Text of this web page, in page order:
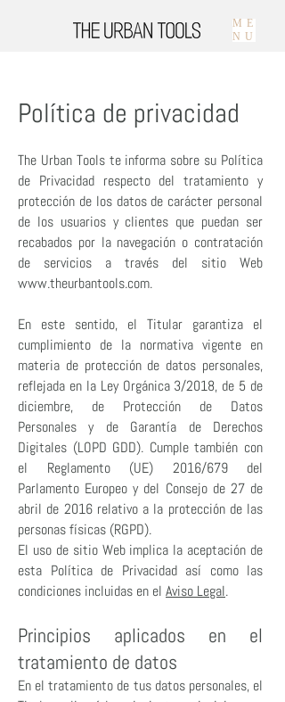
ME
NU
Política de privacidad
The Urban Tools te informa sobre su Política
de Privacidad respecto del tratamiento y
protección de los datos de carácter personal
de los usuarios y clientes que puedan ser
recabados por la navegación o contratación
de servicios a través del sitio Web
www.theurbantools.com.
En este sentido, el Titular garantiza el
cumplimiento de la normativa vigente en
materia de protección de datos personales,
reflejada en la Ley Orgánica 3/2018, de 5 de
diciembre, de Protección de Datos
Personales y de Garantía de Derechos
Digitales (LOPD GDD). Cumple también con
el Reglamento (UE) 2016/679 del
Parlamento Europeo y del Consejo de 27 de
abril de 2016 relativo a la protección de las
personas físicas (RGPD).
El uso de sitio Web implica la aceptación de
esta Política de Privacidad así como las
condiciones incluidas en el Aviso Legal.
Principios aplicados en el
tratamiento de datos
En el tratamiento de tus datos personales, el